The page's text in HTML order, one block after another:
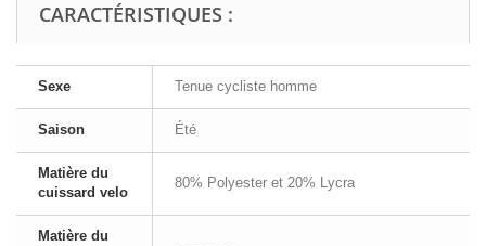
CARACTÉRISTIQUES :
Sexe Tenue cycliste homme
Saison Été
Matière du
cuissard velo
80% Polyester et 20% Lycra
Matière du